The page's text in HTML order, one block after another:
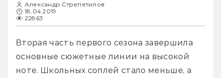
Александр Стрепетилов
18.04.2019
22863
Вторая часть первого сезона завершила
основные сюжетные линии на высокой
ноте. Школьных соплей стало меньше, а